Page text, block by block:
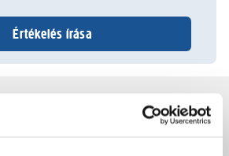
Értékelés írása